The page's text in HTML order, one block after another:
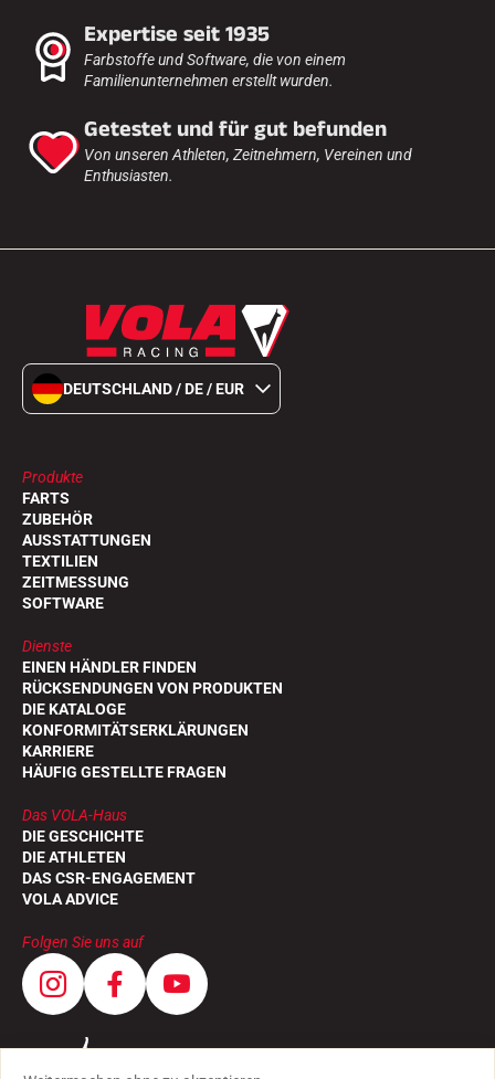
Expertise seit 1935
Farbstoffe und Software, die von einem
Familienunternehmen erstellt wurden.
Getestet und für gut befunden
Von unseren Athleten, Zeitnehmern, Vereinen und
Enthusiasten.
DEUTSCHLAND / DE / EUR
Produkte
FARTS
ZUBEHÖR
AUSSTATTUNGEN
TEXTILIEN
ZEITMESSUNG
SOFTWARE
Dienste
EINEN HÄNDLER FINDEN
RÜCKSENDUNGEN VON PRODUKTEN
DIE KATALOGE
KONFORMITÄTSERKLÄRUNGEN
KARRIERE
HÄUFIG GESTELLTE FRAGEN
Das VOLA-Haus
DIE GESCHICHTE
DIE ATHLETEN
DAS CSR-ENGAGEMENT
VOLA ADVICE
Folgen Sie uns auf